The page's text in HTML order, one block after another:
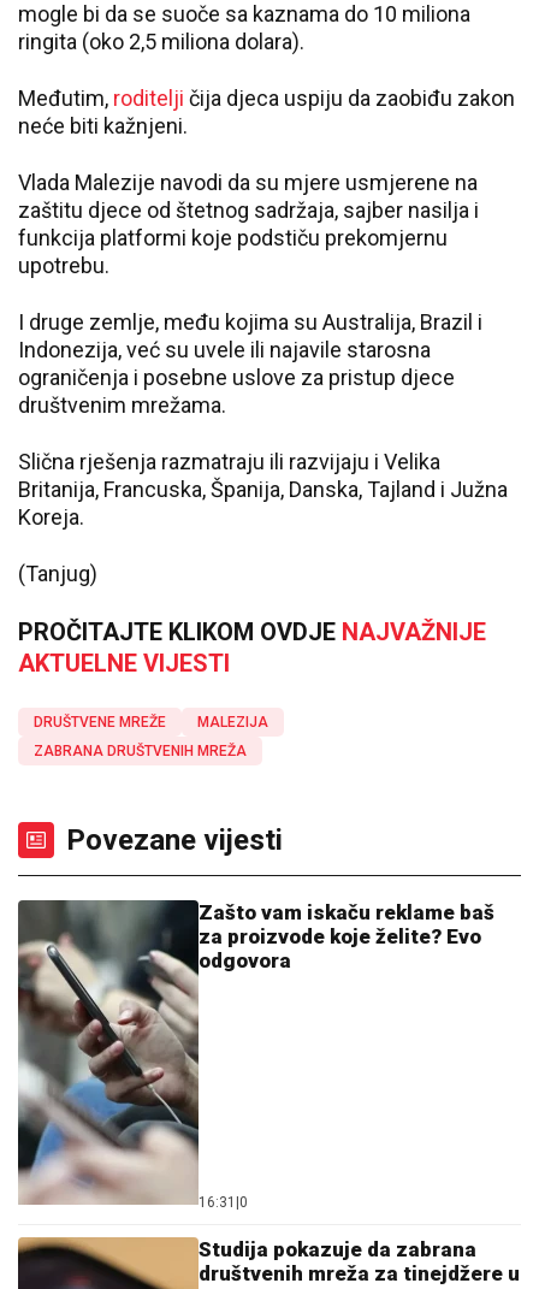
mogle bi da se suoče sa kaznama do 10 miliona
ringita (oko 2,5 miliona dolara).
Međutim, roditelji čija djeca uspiju da zaobiđu zakon
neće biti kažnjeni.
Vlada Malezije navodi da su mjere usmjerene na
zaštitu djece od štetnog sadržaja, sajber nasilja i
funkcija platformi koje podstiču prekomjernu
upotrebu.
I druge zemlje, među kojima su Australija, Brazil i
Indonezija, već su uvele ili najavile starosna
ograničenja i posebne uslove za pristup djece
društvenim mrežama.
Slična rješenja razmatraju ili razvijaju i Velika
Britanija, Francuska, Španija, Danska, Tajland i Južna
Koreja.
(Tanjug)
PROČITAJTE KLIKOM OVDJE NAJVAŽNIJE
AKTUELNE VIJESTI
DRUŠTVENE MREŽE
MALEZIJA
ZABRANA DRUŠTVENIH MREŽA
Povezane vijesti
Zašto vam iskaču reklame baš
za proizvode koje želite? Evo
odgovora
16:31 0
Studija pokazuje da zabrana
društvenih mreža za tinejdžere u